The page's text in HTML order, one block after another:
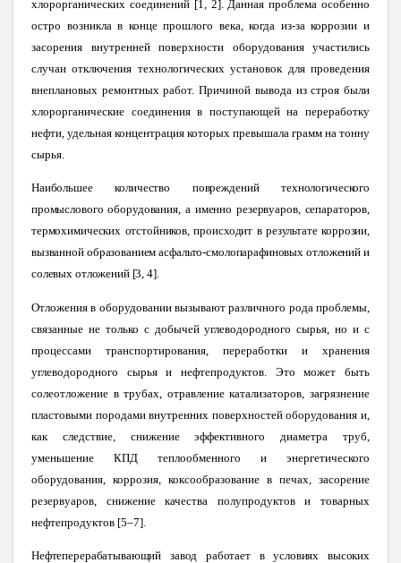
хлорорганических соединений [1, 2]. Данная проблема особенно
остро возникла в конце прошлого века, когда из-за коррозии и
засорения внутренней поверхности оборудования участились
случаи отключения технологических установок для проведения
внеплановых ремонтных работ. Причиной вывода из строя были
хлорорганические соединения в поступающей на переработку
нефти, удельная концентрация которых превышала грамм на тонну
сырья.
Наибольшее количество повреждений технологического
промыслового оборудования, а именно резервуаров, сепараторов,
термохимических отстойников, происходит в результате коррозии,
вызванной образованием асфальто-смолопарафиновых отложений и
солевых отложений [3, 4].
Отложения в оборудовании вызывают различного рода проблемы,
связанные не только с добычей углеводородного сырья, но и с
процессами транспортирования, переработки и хранения
углеводородного сырья и нефтепродуктов. Это может быть
солеотложение в трубах, отравление катализаторов, загрязнение
пластовыми породами внутренних поверхностей оборудования и,
как следствие, снижение эффективного диаметра труб,
уменьшение КПД теплообменного и энергетического
оборудования, коррозия, коксообразование в печах, засорение
резервуаров, снижение качества полупродуктов и товарных
нефтепродуктов [5–7].
Нефтеперерабатывающий завод работает в условиях высоких